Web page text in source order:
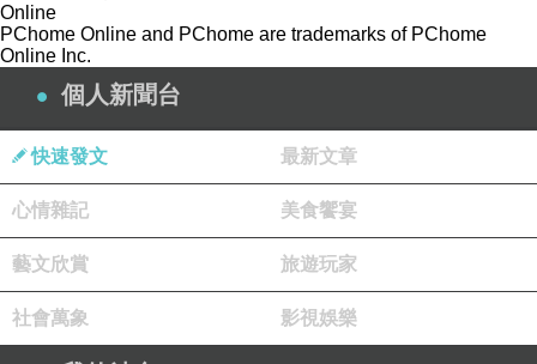
$16.75 + 5%稅 + 12%小費 = 19.70加元（台幣439元)。
Online
PChome Online and PChome are trademarks of PChome
Online Inc.
個人新聞台
快速發文 最新文章
心情雜記 美食饗宴
藝文欣賞 旅遊玩家
社會萬象 影視娛樂